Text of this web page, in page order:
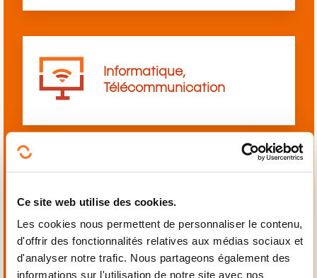
Ce site web utilise des cookies.
Les cookies nous permettent de personnaliser le contenu,
d'offrir des fonctionnalités relatives aux médias sociaux et
d'analyser notre trafic. Nous partageons également des
informations sur l'utilisation de notre site avec nos
Informatique,
Télécommunication